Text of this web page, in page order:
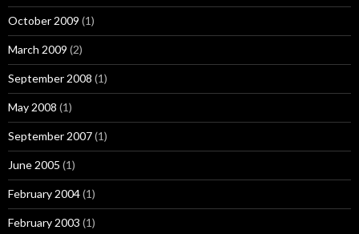
October 2009 (1)
March 2009 (2)
September 2008 (1)
May 2008 (1)
September 2007(1)
June 2005 (1)
February 2004(1)
February 2003 (1)